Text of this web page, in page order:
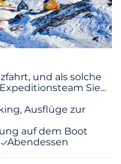
und als solche
Sie...
Ausflüge zur
auf dem Boot
Abendessen